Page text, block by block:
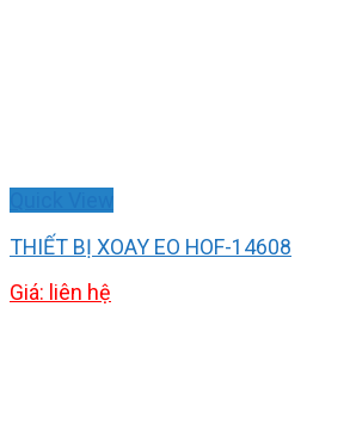
THIẾT BỊ XOAY EO HOF-14608
Giá: liên hệ